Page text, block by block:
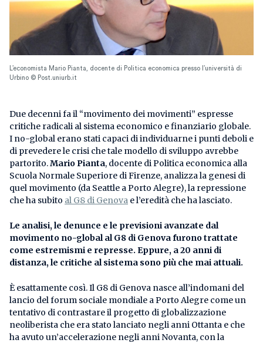
L’economista Mario Pianta, docente di Politica economica presso l’università di
Urbino © Post.uniurb.it
Due decenni fa il “movimento dei movimenti” espresse
critiche radicali al sistema economico e finanziario globale.
I no-global erano stati capaci di individuarne i punti deboli e
di prevedere le crisi che tale modello di sviluppo avrebbe
partorito.Mario Pianta, docente di Politica economica alla
Scuola Normale Superiore di Firenze, analizza la genesi di
quel movimento (da Seattle a Porto Alegre), la repressione
che ha subito al G8 di Genova e l’eredità che ha lasciato.
Le analisi, le denunce e le previsioni avanzate dal
movimento no-global al G8 di Genova furono trattate
come estremismi e represse. Eppure, a 20 anni di
distanza, le critiche al sistema sono più che mai attuali.
È esattamente così. Il G8 di Genova nasce all’indomani del
lancio del forum sociale mondiale a Porto Alegre come un
tentativo di contrastare il progetto di globalizzazione
neoliberista che era stato lanciato negli anni Ottanta e che
ha avuto un’accelerazione negli anni Novanta, con la